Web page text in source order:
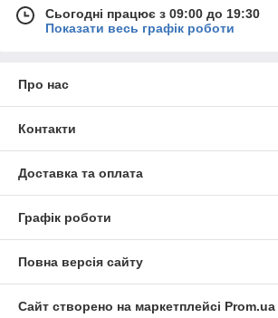
Сьогодні працює з 09:00 до 19:30
Показати весь графік роботи
Про нас
Контакти
Доставка та оплата
Графік роботи
Повна версія сайту
Сайт створено на маркетплейсі Prom.ua